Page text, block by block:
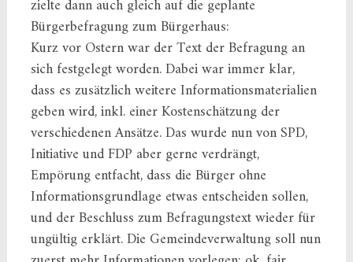
zielte dann auch gleich auf die geplante
Bürgerbefragung zum Bürgerhaus:
Kurz vor Ostern war der Text der Befragung an
sich festgelegt worden. Dabei war immer klar,
dass es zusätzlich weitere Informationsmaterialien
geben wird, inkl. einer Kostenschätzung der
verschiedenen Ansätze. Das wurde nun von SPD,
Initiative und FDP aber gerne verdrängt,
Empörung entfacht, dass die Bürger ohne
Informationsgrundlage etwas entscheiden sollen,
und der Beschluss zum Befragungstext wieder für
ungültig erklärt. Die Gemeindeverwaltung soll nun